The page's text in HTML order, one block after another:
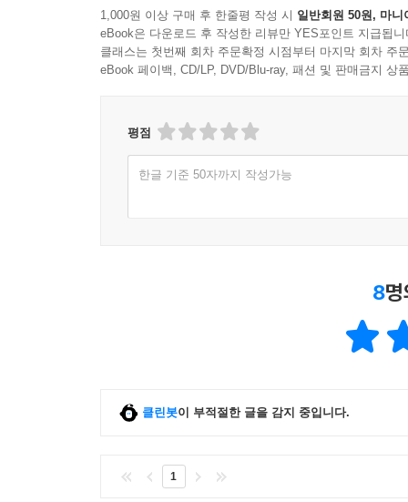
1,000원 이상 구매 후 한줄평 작성 시 일반회원 50원, 마니
eBook은 다운로드 후 작성한 리뷰만 YES포인트 지급됩니
클래스는 첫번째 회차 주문확정 시점부터 마지막 회차 주
eBook 페이백, CD/LP, DVD/Blu-ray, 패션 및 판매금지 상
평점
한글 기준 50자까지 작성가능
8
클린봇이 부적절한 글을 감지 중입니다.
1